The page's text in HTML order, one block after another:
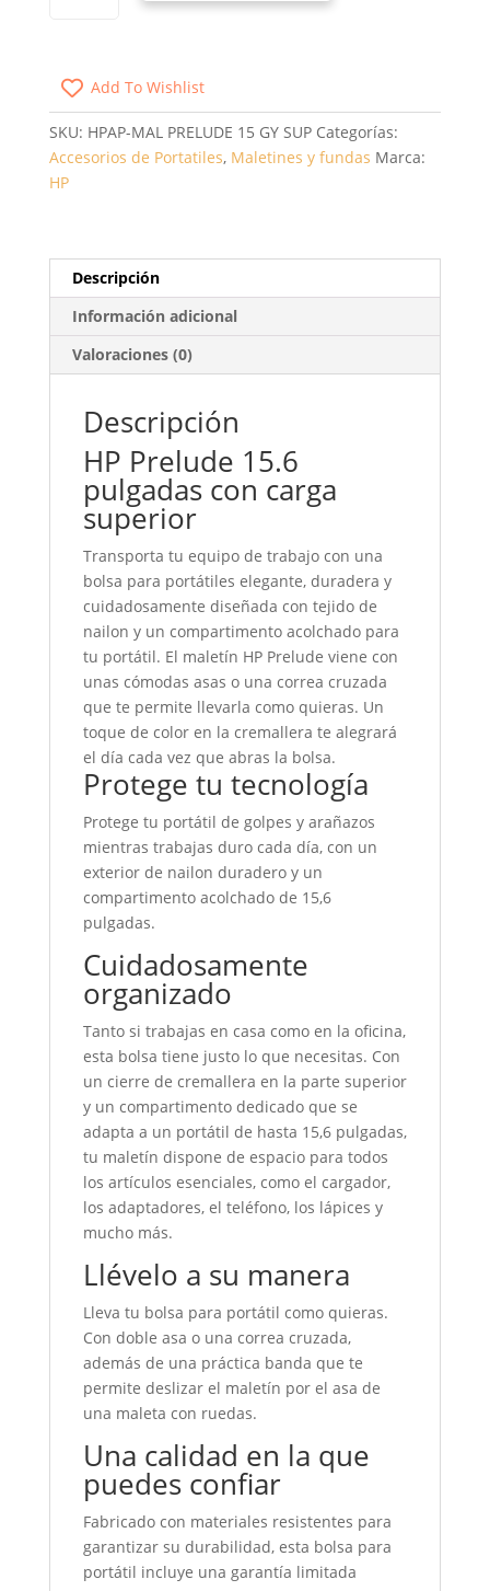
HASTA
15.6'/
GRIS
FORMATO
OEM
Add To Wishlist
SKU: HPAP-MAL PRELUDE 15 GY SUP Categorías:
Accesorios de Portatiles, Maletines y fundas Marca:
HP
Descripción
Información adicional
Valoraciones (0)
Descripción
HP Prelude 15.6
pulgadas con carga
superior
Transporta tu equipo de trabajo con una
bolsa para portátiles elegante, duradera y
cuidadosamente diseñada con tejido de
nailon y un compartimento acolchado para
tu portátil. El maletín HP Prelude viene con
unas cómodas asas o una correa cruzada
que te permite llevarla como quieras. Un
toque de color en la cremallera te alegrará
el día cada vez que abras la bolsa.
Protege tu tecnología
Protege tu portátil de golpes y arañazos
mientras trabajas duro cada día, con un
exterior de nailon duradero y un
compartimento acolchado de 15,6
pulgadas.
Cuidadosamente
organizado
Tanto si trabajas en casa como en la oficina,
esta bolsa tiene justo lo que necesitas. Con
un cierre de cremallera en la parte superior
y un compartimento dedicado que se
adapta a un portátil de hasta 15,6 pulgadas,
tu maletín dispone de espacio para todos
los artículos esenciales, como el cargador,
los adaptadores, el teléfono, los lápices y
mucho más.
Llévelo a su manera
Lleva tu bolsa para portátil como quieras.
Con doble asa o una correa cruzada,
además de una práctica banda que te
permite deslizar el maletín por el asa de
una maleta con ruedas.
Una calidad en la que
puedes confiar
Fabricado con materiales resistentes para
garantizar su durabilidad, esta bolsa para
portátil incluye una garantía limitada